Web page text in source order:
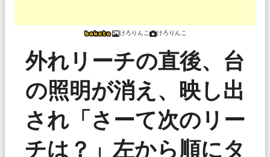
けろりんこ けろりんこ
外れリーチの直後、台
の照明が消え、映し出
され「さーて次のリー
チは？」左から順にタ